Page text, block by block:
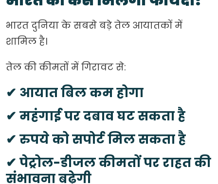
भारत दुनिया के सबसे बड़े तेल आयातकों में
शामिल है।
तेल की कीमतों में गिरावट से:
✔ आयात बिल कम होगा
✔ महंगाई पर दबाव घट सकता है
✔ रुपये को सपोर्ट मिल सकता है
✔ पेट्रोल-डीजल कीमतों पर राहत की
संभावना बढ़ेगी